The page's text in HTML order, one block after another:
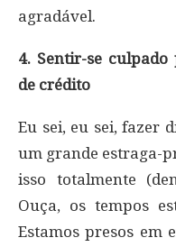
agradável.
4. Sentir-se
de crédito
Eu sei, eu sei, fazer
um grande estraga-
isso totalmente
Ouça, os tempos
Estamos presos em